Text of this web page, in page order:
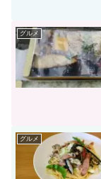
グルメ
グルメ